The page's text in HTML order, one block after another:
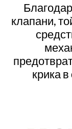
клапани,
крика